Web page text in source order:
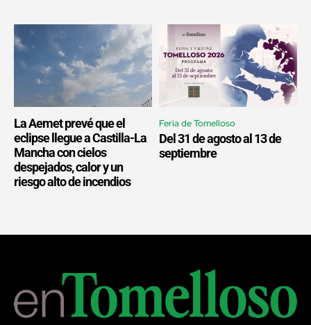
La Aemet prevé que el
eclipse llegue a Castilla-La
Mancha con cielos
despejados, calor y un
riesgo alto de incendios
Feria de Tomelloso
Del 31 de agosto al 13 de
septiembre